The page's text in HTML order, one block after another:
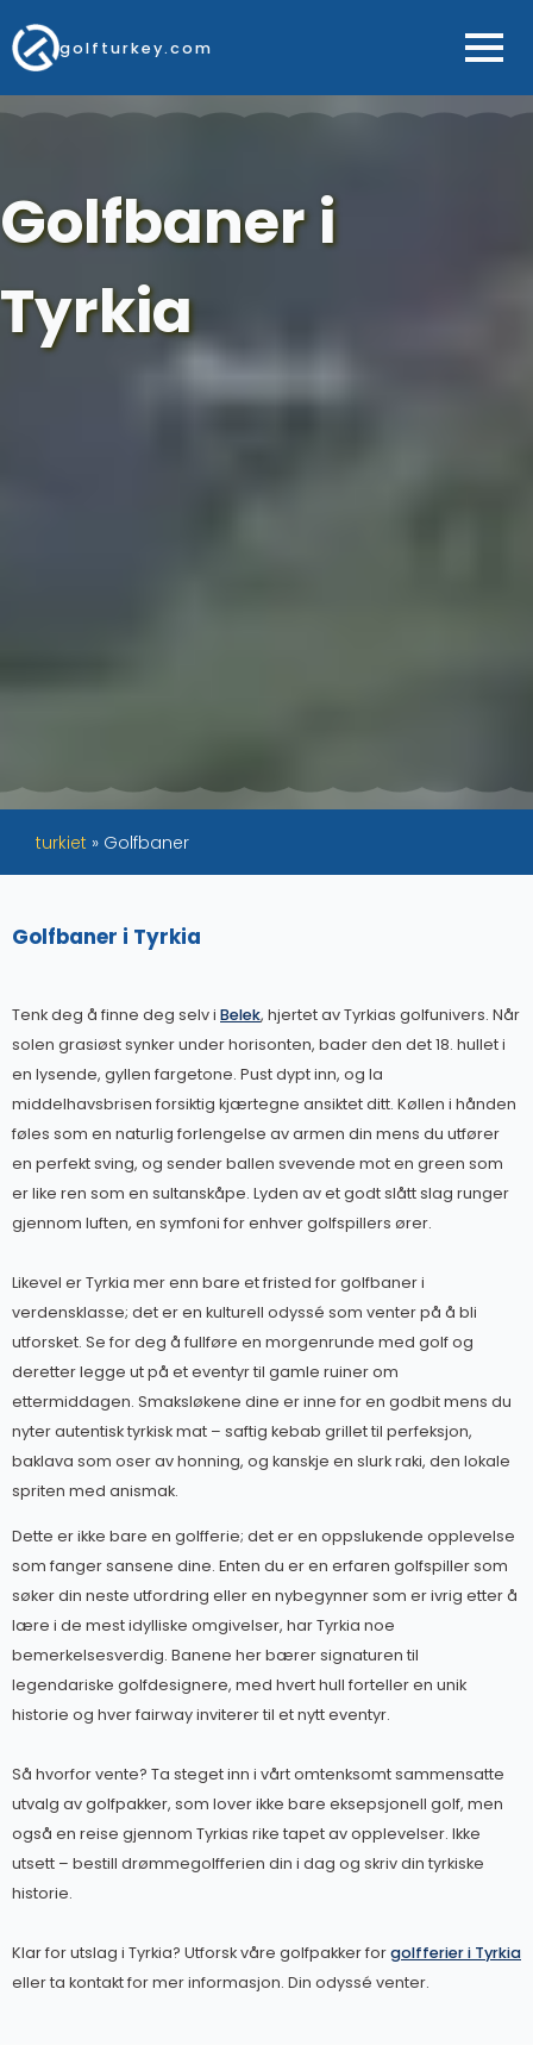
golfturkey.com
Golfbaner i
Tyrkia
turkiet » Golfbaner
Golfbaner i Tyrkia
Tenk deg å finne deg selv i Belek, hjertet av Tyrkias golfunivers. Når
solen grasiøst synker under horisonten, bader den det 18. hullet i
en lysende, gyllen fargetone. Pust dypt inn, og la
middelhavsbrisen forsiktig kjærtegne ansiktet ditt. Køllen i hånden
føles som en naturlig forlengelse av armen din mens du utfører
en perfekt sving, og sender ballen svevende mot en green som
er like ren som en sultanskåpe. Lyden av et godt slått slag runger
gjennom luften, en symfoni for enhver golfspillers ører.
Likevel er Tyrkia mer enn bare et fristed for golfbaner i
verdensklasse; det er en kulturell odyssé som venter på å bli
utforsket. Se for deg å fullføre en morgenrunde med golf og
deretter legge ut på et eventyr til gamle ruiner om
ettermiddagen. Smaksløkene dine er inne for en godbit mens du
nyter autentisk tyrkisk mat – saftig kebab grillet til perfeksjon,
baklava som oser av honning, og kanskje en slurk raki, den lokale
spriten med anismak.
Dette er ikke bare en golfferie; det er en oppslukende opplevelse
som fanger sansene dine. Enten du er en erfaren golfspiller som
søker din neste utfordring eller en nybegynner som er ivrig etter å
lære i de mest idylliske omgivelser, har Tyrkia noe
bemerkelsesverdig. Banene her bærer signaturen til
legendariske golfdesignere, med hvert hull forteller en unik
historie og hver fairway inviterer til et nytt eventyr.
Så hvorfor vente? Ta steget inn i vårt omtenksomt sammensatte
utvalg av golfpakker, som lover ikke bare eksepsjonell golf, men
også en reise gjennom Tyrkias rike tapet av opplevelser. Ikke
utsett – bestill drømmegolfferien din i dag og skriv din tyrkiske
historie.
Klar for utslag i Tyrkia? Utforsk våre golfpakker forgolfferier i Tyrkia
eller ta kontakt for mer informasjon. Din odyssé venter.